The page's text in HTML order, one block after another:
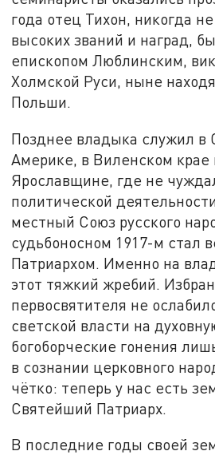
года отец Тихон, никогда
высоких званий и наград,
епископом Люблинским,
Холмской Руси, ныне
Польши.
Позднее владыка служил в
Америке, в Виленском крае
Ярославщине, где не
политической
местный Союз русского
судьбоносном 1917-м стал
Патриархом. Именно на
этот тяжкий жребий.
первосвятителя не
светской власти на
богоборческие гонения
в сознании церковного
чётко: теперь у нас есть
Святейший Патриарх.
В последние годы своей